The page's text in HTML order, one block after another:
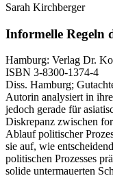
Sarah Kirchberger
Informelle Regeln
Hamburg: Verlag Dr.
ISBN 3-8300-1374-4
Diss. Hamburg;
Autorin analysiert in
jedoch gerade für
Diskrepanz zwischen
Ablauf politischer
sie auf, wie
politischen Prozesses
solide untermauerten